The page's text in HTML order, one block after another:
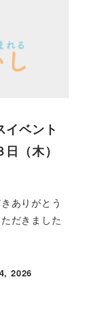
イベント
（木）
ありがとう
だきました
2026